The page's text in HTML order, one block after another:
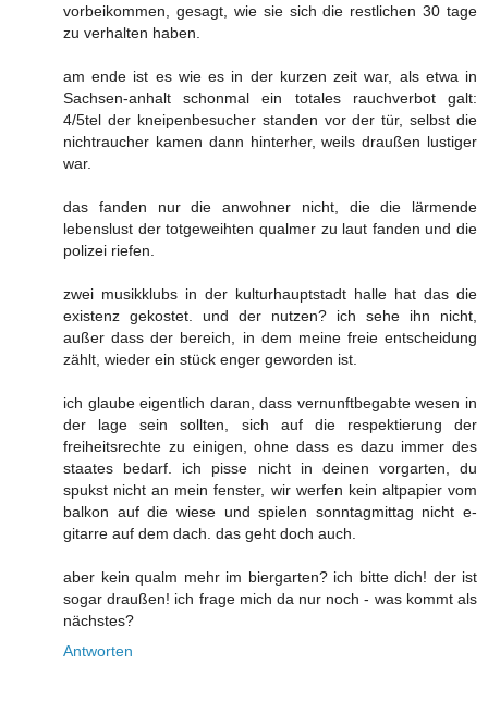
vorbeikommen, gesagt, wie sie sich die restlichen 30 tage
zu verhalten haben.
am ende ist es wie es in der kurzen zeit war, als etwa in
Sachsen-anhalt schonmal ein totales rauchverbot galt:
4/5tel der kneipenbesucher standen vor der tür, selbst die
nichtraucher kamen dann hinterher, weils draußen lustiger
war.
das fanden nur die anwohner nicht, die die lärmende
lebenslust der totgeweihten qualmer zu laut fanden und die
polizei riefen.
zwei musikklubs in der kulturhauptstadt halle hat das die
existenz gekostet. und der nutzen? ich sehe ihn nicht,
außer dass der bereich, in dem meine freie entscheidung
zählt, wieder ein stück enger geworden ist.
ich glaube eigentlich daran, dass vernunftbegabte wesen in
der lage sein sollten, sich auf die respektierung der
freiheitsrechte zu einigen, ohne dass es dazu immer des
staates bedarf. ich pisse nicht in deinen vorgarten, du
spukst nicht an mein fenster, wir werfen kein altpapier vom
balkon auf die wiese und spielen sonntagmittag nicht e-
gitarre auf dem dach. das geht doch auch.
aber kein qualm mehr im biergarten? ich bitte dich! der ist
sogar draußen! ich frage mich da nur noch - was kommt als
nächstes?
Antworten